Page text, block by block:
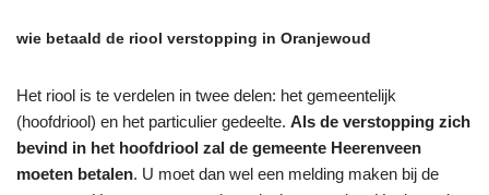
wie betaald de riool verstopping in Oranjewoud
Het riool is te verdelen in twee delen: het gemeentelijk
(hoofdriool) en het particulier gedeelte. Als de verstopping zich
bevind in het hoofdriool zal de gemeente Heerenveen
moeten betalen. U moet dan wel een melding maken bij de